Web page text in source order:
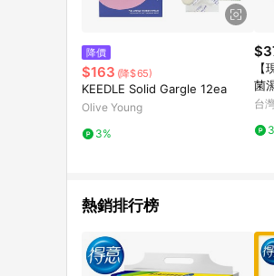
降價
$163 (降$65)
KEEDLE Solid Gargle 12ea
Olive Young
3%
菌
台
熱銷排行榜